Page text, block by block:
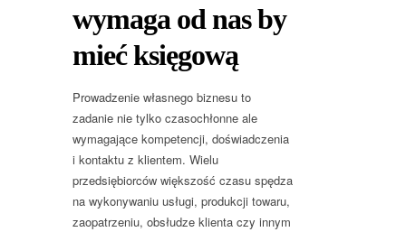
wymaga od nas by
mieć księgową
Prowadzenie własnego biznesu to
zadanie nie tylko czasochłonne ale
wymagające kompetencji, doświadczenia
i kontaktu z klientem. Wielu
przedsiębiorców większość czasu spędza
na wykonywaniu usługi, produkcji towaru,
zaopatrzeniu, obsłudze klienta czy innym